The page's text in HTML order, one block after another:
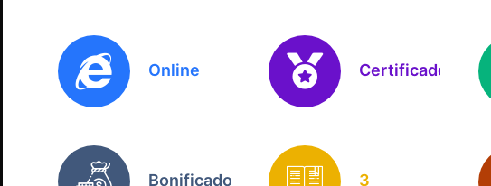
Online
Bonificado
Certificado
3